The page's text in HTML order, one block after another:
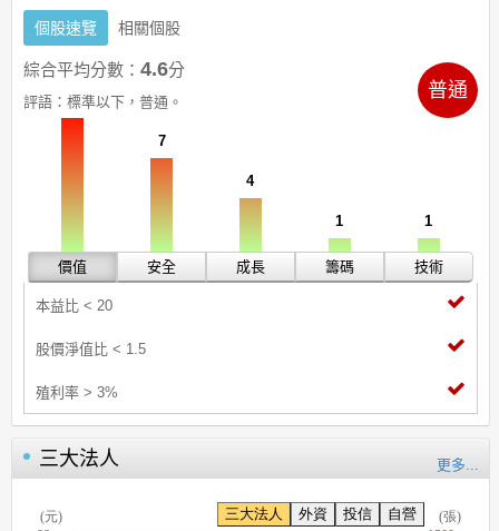
個股速覽 相關個股
綜合平均分數： 4.6分
評語： 標準以下，普通。
普通
10
價值
7
安全
4
成長
1
籌碼
1
技術
本益比 < 20
股價淨值比 < 1.5
殖利率 > 3%
三大法人 更多...